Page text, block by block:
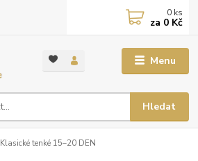
Menu
Hledat
0 ks
za 0 Kč
Klasické tenké 15–20 DEN